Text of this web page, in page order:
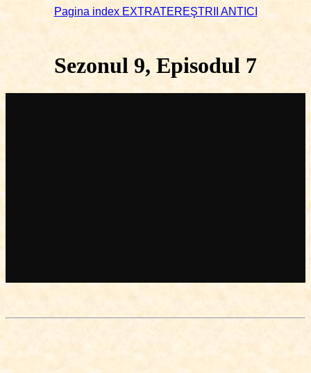
Pagina index EXTRATEREŞTRII ANTICI
Sezonul 9, Episodul 7